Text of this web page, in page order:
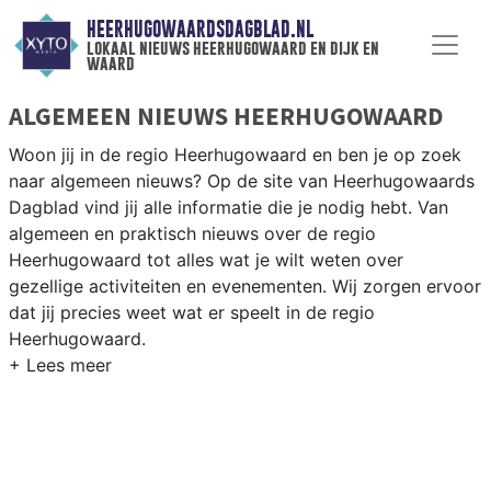
HEERHUGOWAARDSDAGBLAD.NL
lokaal nieuws heerhugowaard en dijk en
waard
ALGEMEEN NIEUWS HEERHUGOWAARD
Woon jij in de regio Heerhugowaard en ben je op zoek
naar algemeen nieuws? Op de site van Heerhugowaards
Dagblad vind jij alle informatie die je nodig hebt. Van
algemeen en praktisch nieuws over de regio
Heerhugowaard tot alles wat je wilt weten over
gezellige activiteiten en evenementen. Wij zorgen ervoor
dat jij precies weet wat er speelt in de regio
Heerhugowaard.